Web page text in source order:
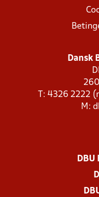
Dansk
T: 4326 2222
M:
DBU